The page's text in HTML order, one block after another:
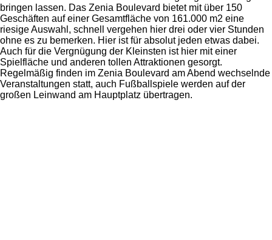
bringen lassen. Das Zenia Boulevard bietet mit über 150
Geschäften auf einer Gesamtfläche von 161.000 m2 eine
riesige Auswahl, schnell vergehen hier drei oder vier Stunden
ohne es zu bemerken. Hier ist für absolut jeden etwas dabei.
Auch für die Vergnügung der Kleinsten ist hier mit einer
Spielfläche und anderen tollen Attraktionen gesorgt.
Regelmäßig finden im Zenia Boulevard am Abend wechselnde
Veranstaltungen statt, auch Fußballspiele werden auf der
großen Leinwand am Hauptplatz übertragen.